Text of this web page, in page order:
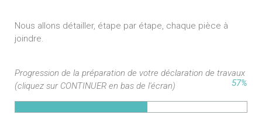
Nous allons détailler, étape par étape, chaque pièce à
joindre.
Progression de la préparation de votre déclaration de travaux
(cliquez sur CONTINUER en bas de l'écran)
57%